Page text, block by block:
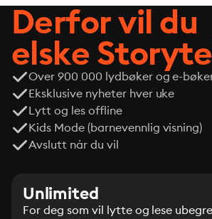
Derfor vil du
elske
Over 900 000 lydbøker og e-
Eksklusive nyheter hver uke
Lytt og les offline
Kids Mode (barnevennlig visning)
Avslutt når du vil
Unlimited
For deg som vil lytte og lese